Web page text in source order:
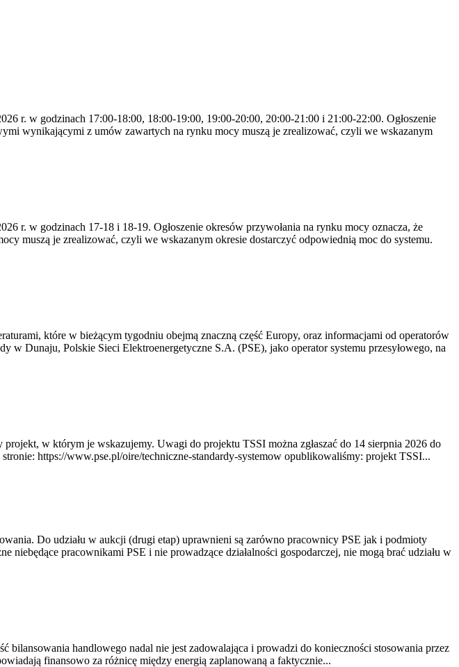
r. w godzinach 17:00-18:00, 18:00-19:00, 19:00-20:00, 20:00-21:00 i 21:00-22:00. Ogłoszenie
wynikającymi z umów zawartych na rynku mocy muszą je zrealizować, czyli we wskazanym
r. w godzinach 17-18 i 18-19. Ogłoszenie okresów przywołania na rynku mocy oznacza, że
muszą je zrealizować, czyli we wskazanym okresie dostarczyć odpowiednią moc do systemu.
które w bieżącym tygodniu obejmą znaczną część Europy, oraz informacjami od operatorów
Dunaju, Polskie Sieci Elektroenergetyczne S.A. (PSE), jako operator systemu przesyłowego, na
w którym je wskazujemy. Uwagi do projektu TSSI można zgłaszać do 14 sierpnia 2026 do
https://www.pse.pl/oire/techniczne-standardy-systemow opublikowaliśmy: projekt TSSI...
Do udziału w aukcji (drugi etap) uprawnieni są zarówno pracownicy PSE jak i podmioty
niebędące pracownikami PSE i nie prowadzące działalności gospodarczej, nie mogą brać udziału w
handlowego nadal nie jest zadowalająca i prowadzi do konieczności stosowania przez
finansowo za różnicę między energią zaplanowaną a faktycznie...